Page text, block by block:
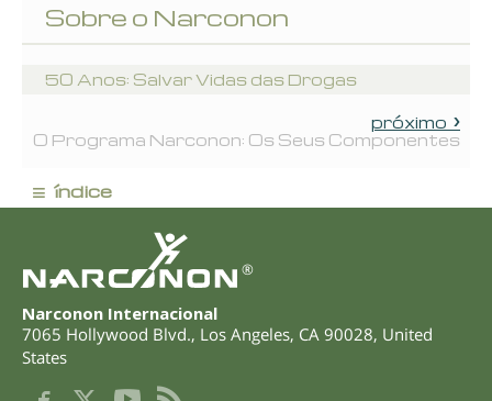
Sobre o Narconon
50 Anos: Salvar Vidas das Drogas
próximo
O Programa Narconon: Os Seus Componentes
≡ índice
®
Narconon Internacional
7065 Hollywood Blvd., Los Angeles, CA 90028, United
States